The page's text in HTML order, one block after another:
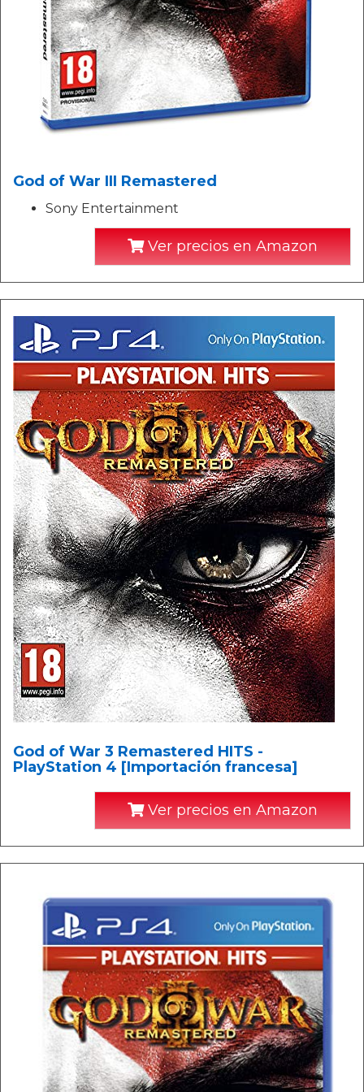
God of War III Remastered
Sony Entertainment
Ver precios en Amazon
God of War 3 Remastered HITS -
PlayStation 4 [Importación francesa]
Ver precios en Amazon